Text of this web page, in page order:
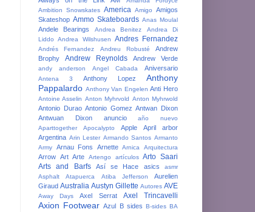
Ambition Snowskates America Amigo
Amigos
Skateshop Ammo Skateboards Anas Moulal
Andele Bearings Andrea Benitez
Andrea Di
Liddo
Andrea Wilshusen Andres Fernandez
Andrés Fernandez Andreu Robusté
Andrew
Brophy
Andrew Reynolds Andrew Verde
andy anderson Angel Cabada Aniversario
Antena 3 Anthony Lopez
Anthony
Pappalardo Anthony Van Engelen Anti Hero
Antoine Asselin Anton Myhrvold Anton Myhrwold
Antonio Durao Antonio Gomez Antwan Dixon
Antwuan Dixon
anuncio
año nuevo
Aparttogether
Apocalypto Apple April
arbor
Argentina Arin Lester Armando Santos Armanto
Army
Arnau Fons Arnette Arnica Arquitectura
Arrow Art Arte Artengo artículos
Arto Saari
Arts and Barfs
Así se Hace asics
asmr
Asphalt
Atapuerca Atiba Jefferson
Aurelien
Giraud Australia Austyn Gillette Autores AVE
Away Days Axel Serrat Axel Trincavelli
Axion Footwear Azul B sides B-sides BA